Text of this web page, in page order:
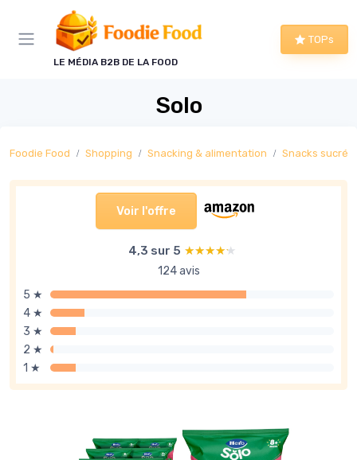
LE MÉDIA B2B DE LA FOOD
TOPs
Solo
Foodie Food Shopping Snacking & alimentation Snacks sucrés
Voir l'offre
4,3 sur 5 ★★★★★
★★★★★
124 avis
5 ★
4 ★
3 ★
2 ★
1 ★
Panneau de gestion des cookies